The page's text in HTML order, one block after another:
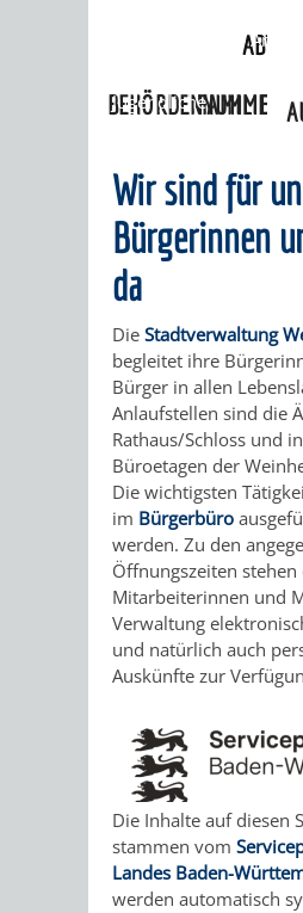
BEHÖRDENNUMMER
FAMILIEN
UND
KINDER
UND
JUGENDLICHE
SENIOREN
BETREUUNG
UND
PFLEGEUND
HILFE
MENSCHEN
MIT
MENSCHEN
MIT
MIGRANTEN
/
FLÜCHTLINGE
BAUHERREN
»
Jugendliche
Wir sind für
Bürgerinnen
da
Die Stadtverwaltung
begleitet ihre
Bürger in allen
Anlaufstellen sind die
Rathaus/Schloss und
Büroetagen der
Die wichtigsten
im Bürgerbüro
werden. Zu den
Öffnungszeiten stehen
Mitarbeiterinnen und
Verwaltung
und natürlich auch
Auskünfte zur
Die Inhalte auf diesen
stammen vom
Landes Baden-
werden automatisch